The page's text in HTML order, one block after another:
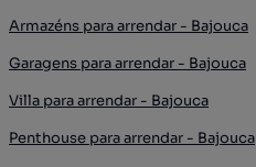
Armazéns para arrendar - Bajouca
Garagens para arrendar - Bajouca
Villa para arrendar - Bajouca
Penthouse para arrendar - Bajouca